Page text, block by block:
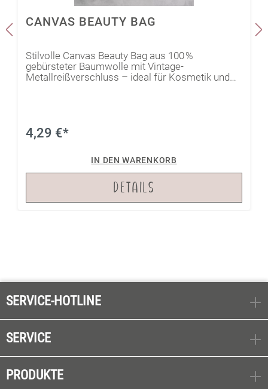
CANVAS BEAUTY BAG
Stilvolle Canvas Beauty Bag aus 100 %
gebürsteter Baumwolle mit Vintage-
Metallreißverschluss – ideal für Kosmetik und
4,29 €*
IN DEN WARENKORB
DETAILS
SERVICE-HOTLINE
SERVICE
PRODUKTE